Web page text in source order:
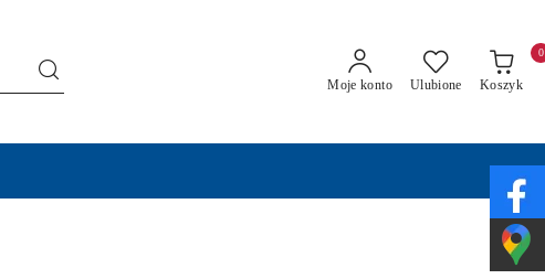
Moje konto Ulubione Koszyk
0